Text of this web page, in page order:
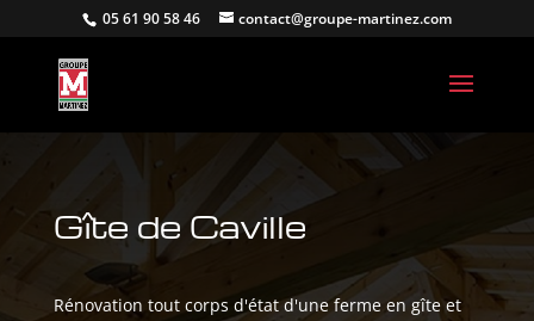
05 61 90 58 46 contact@groupe-martinez.com
Gîte de Caville
Rénovation tout corps d'état d'une ferme en gîte et